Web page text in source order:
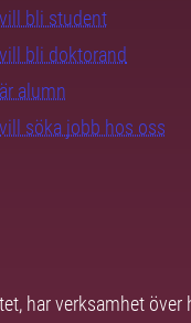
vill bli student
vill bli doktorand
är alumn
vill söka jobb hos oss
har verksamhet